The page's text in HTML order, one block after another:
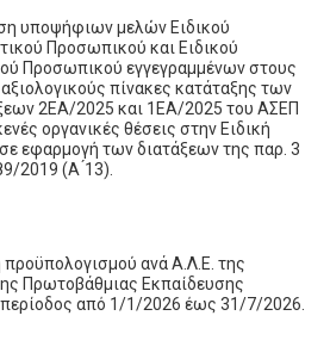
υποψήφιων μελών Ειδικού
Προσωπικού και Ειδικού
Προσωπικού εγγεγραμμένων στους
πίνακες κατάταξης των
2ΕΑ/2025 και 1ΕΑ/2025 του ΑΣΕΠ
οργανικές θέσεις στην Ειδική
εφαρμογή των διατάξεων της παρ. 3
2019 (Α ́13).
προϋπολογισμού ανά Α.Λ.Ε. της
Πρωτοβάθμιας Εκπαίδευσης
από 1/1/2026 έως 31/7/2026.